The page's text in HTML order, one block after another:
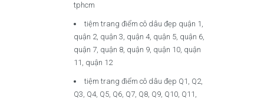
tphcm
tiệm trang điểm cô dâu đẹp quận 1,
quận 2, quận 3, quận 4, quận 5, quận 6,
quận 7, quận 8, quận 9, quận 10, quận
11, quận 12
tiệm trang điểm cô dâu đẹp Q1, Q2,
Q3, Q4, Q5, Q6, Q7, Q8, Q9, Q10, Q11,